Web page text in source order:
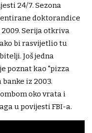
24/7. Sezona
doktorandice
Serija otkriva
bi rasvijetlio tu
Još jedna
poznat kao "pizza
iz 2003.
oko vrata i
u povijesti FBI-a.